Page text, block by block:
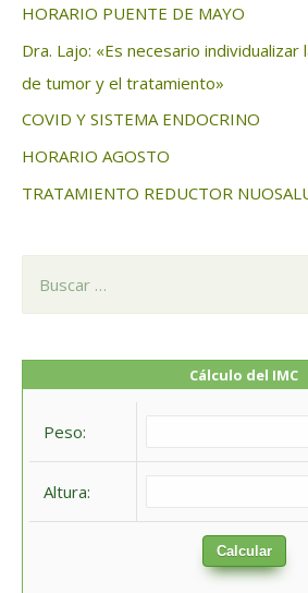
r
:
HORARIO PUENTE DE MAYO
Dra. Lajo: «Es necesario
de tumor y el tratamiento»
COVID Y SISTEMA ENDOCRINO
HORARIO AGOSTO
TRATAMIENTO REDUCTOR
Cálculo del IMC
Peso:
Altura:
Calcular